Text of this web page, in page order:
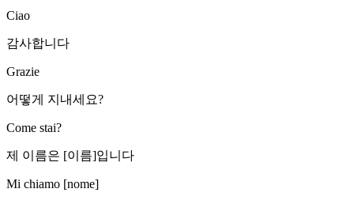
Ciao
감사합니다
Grazie
어떻게 지내세요?
Come stai?
제 이름은 [이름]입니다
Mi chiamo [nome]